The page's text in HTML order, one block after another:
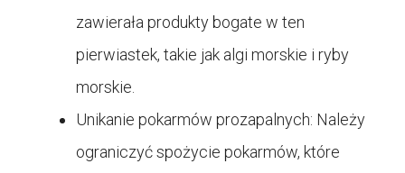
zawierała produkty bogate w ten
pierwiastek, takie jak algi morskie i ryby
morskie.
Unikanie pokarmów prozapalnych: Należy
ograniczyć spożycie pokarmów, które